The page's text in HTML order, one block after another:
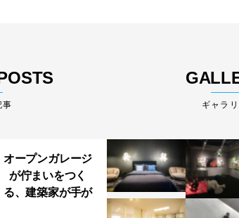
事
オープンガレージ
が佇まいをつく
る、建築家が手が
ギャラ